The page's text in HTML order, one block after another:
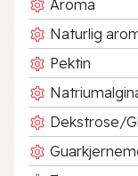
Aroma
Naturlig
Pektin
Dekstrose/